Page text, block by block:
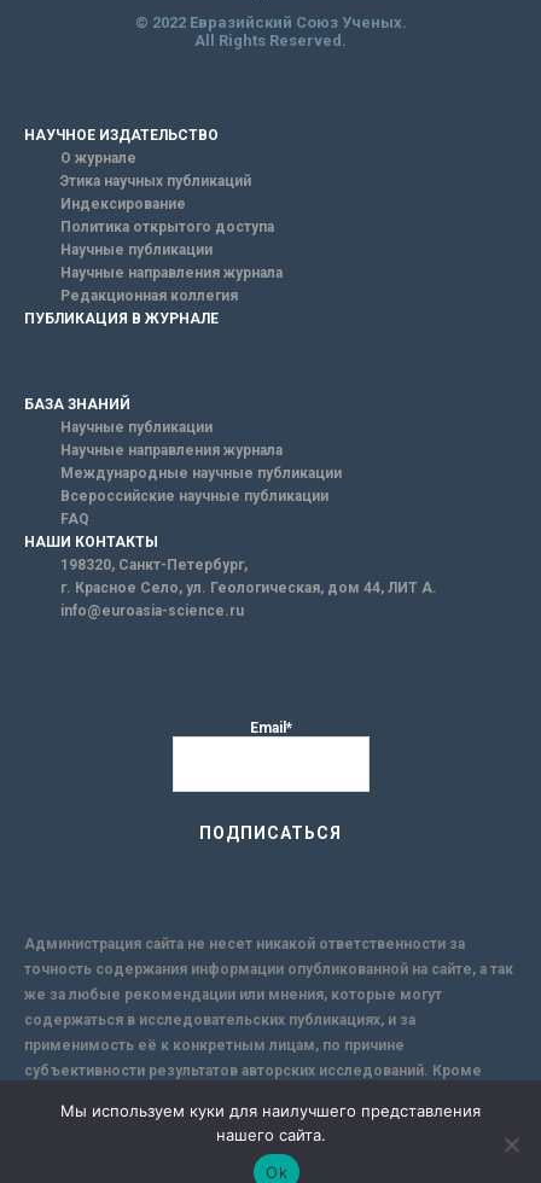
© 2022 Евразийский Союз Ученых.
All Rights Reserved.
НАУЧНОЕ ИЗДАТЕЛЬСТВО
О журнале
Этика научных публикаций
Индексирование
Политика открытого доступа
Научные публикации
Научные направления журнала
Редакционная коллегия
ПУБЛИКАЦИЯ В ЖУРНАЛЕ
БАЗА ЗНАНИЙ
Научные публикации
Научные направления журнала
Международные научные публикации
Всероссийские научные публикации
FAQ
НАШИ КОНТАКТЫ
198320, Санкт-Петербург,
г. Красное Село, ул. Геологическая, дом 44, ЛИТ А.
info@euroasia-science.ru
Email*
Администрация сайта не несет никакой ответственности за
точность содержания информации опубликованной на сайте, а так
же за любые рекомендации или мнения, которые могут
содержаться в исследовательских публикациях, и за
применимость её к конкретным лицам, по причине
субъективности результатов авторских исследований. Кроме
надежной защиты информации, Сайт не несет ответственности за
Мы используем куки для наилучшего представления
нашего сайта.
Ok